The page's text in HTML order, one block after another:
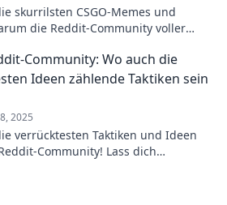
skurrilsten CSGO-Memes und
die Reddit-Community voller
Community: Wo auch die
Ideen zählende Taktiken sein
2025
verrücktesten Taktiken und Ideen
Community! Lass dich